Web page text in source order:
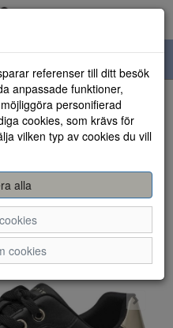
referenser till ditt besök
anpassade funktioner,
personifierad
cookies, som krävs för
vilken typ av cookies du vill
alla
cookies